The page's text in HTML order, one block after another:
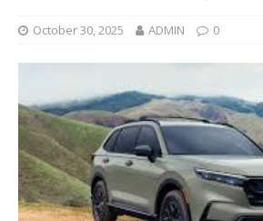
October 30, 2025 ADMIN 0